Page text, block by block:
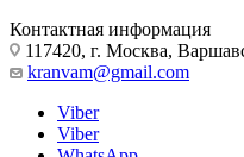
Контактная информация
117420, г. Москва,
kranvam@gmail.com
Viber
Viber